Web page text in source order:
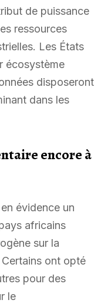
de puissance
ressources
Les États
écosystème
disposeront
dans les
encore à
évidence un
africains
sur la
ont opté
pour des
le